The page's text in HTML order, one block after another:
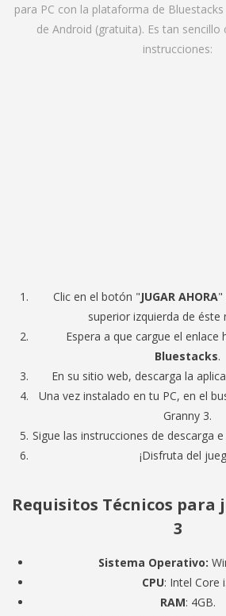
para PC con la plataforma de
de Android (gratuita). Es tan
instrucciones:
Clic en el botón "JUGAR AHORA"
superior izquierda de éste
Espera a que cargue el enlace
Bluestacks.
En su sitio web, descarga la
Una vez instalado en tu PC, en el
Granny 3.
Sigue las instrucciones de descarga
¡Disfruta del
Requisitos Técnicos para
3
Sistema Operativo:
CPU: Intel Core
RAM: 4GB.